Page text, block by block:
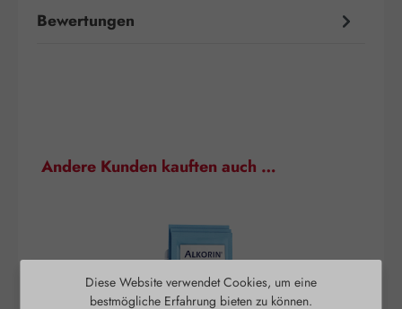
Bewertungen
Produktgalerie überspringen
Andere Kunden kauften auch …
Diese Website verwendet Cookies, um eine
bestmögliche Erfahrung bieten zu können.